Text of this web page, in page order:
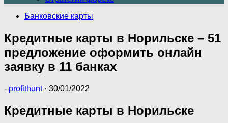
Банковские карты
Кредитные карты в Норильске – 51
предложение оформить онлайн
заявку в 11 банках
- profithunt · 30/01/2022
Кредитные карты в Норильске